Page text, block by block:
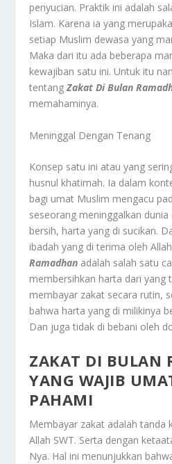
penyucian. Praktik ini adalah
Islam. Karena ia yang
setiap Muslim dewasa yang
Maka dari itu ada beberapa
kewajiban satu ini. Untuk itu
tentangZakat Di Bulan
memahaminya.
Meninggal Dengan Tenang
Konsep satu ini atau yang
husnul khatimah. Ia dalam
bagi umat Muslim mengacu
seseorang meninggalkan
bersih, harta yang di sucikan.
ibadah yang di terima oleh
Ramadhan adalah salah satu
membersihkan harta dari yang
membayar zakat secara rutin,
bahwa harta yang di milikinya
Dan juga tidak di bebani oleh
ZAKAT DI BULAN
YANG WAJIB
PAHAMI
Membayar zakat adalah tanda
Allah SWT. Serta dengan
Nya. Hal ini menunjukkan